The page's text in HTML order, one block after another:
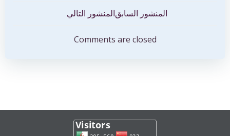
المقالات
المنشور السابقتصفّح
المقالات
المنشور التالي
Comments are closed